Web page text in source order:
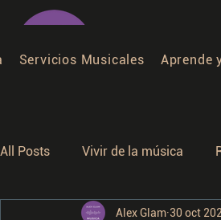
Servicios Musicales Aprende
All Posts Vivir de la música
Alex Glam 30 oct